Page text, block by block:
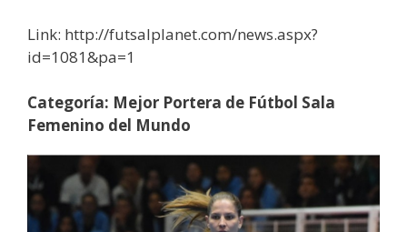
Link: http://futsalplanet.com/news.aspx?
id=1081&pa=1
Categoría: Mejor Portera de Fútbol Sala
Femenino del Mundo